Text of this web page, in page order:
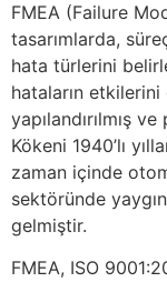
FMEA (Failure
tasarımlarda,
hata türlerini
hataların
yapılandırılmış
Kökeni 1940’lı
zaman içinde
sektöründe
gelmiştir.
FMEA, ISO